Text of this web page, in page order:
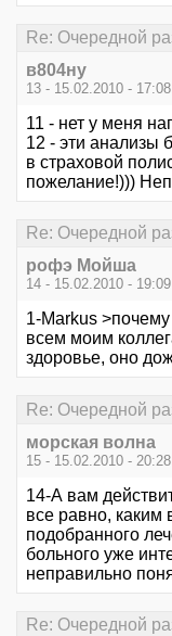
Re: Очередной
в804ну
13 - 15.02.2010 - 17:08
11 - нет у меня
12 - эти анализы
в страховой
пожелание!)))
Re: Очередной
рофэ Мойша
14 - 15.02.2010 - 19:09
1-Markus
всем моим
здоровье, оно
Re: Очередной
морская волна
15 - 15.02.2010 - 20:28
14-А вам
все равно, каким
подобранного
больного уже
неправильно
Re: Очередной